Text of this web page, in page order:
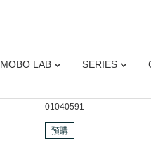
MOBO LAB SERIES
01040591
預購